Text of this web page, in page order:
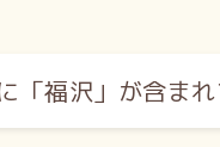
「福沢」が含ま